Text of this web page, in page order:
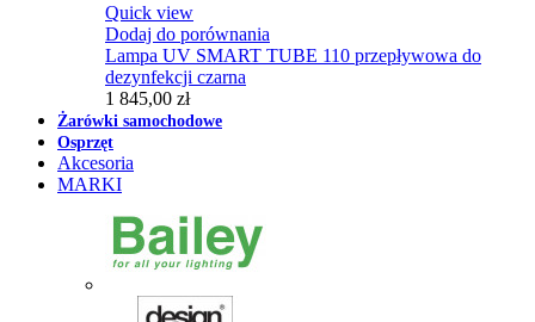
Quick view
Dodaj do porównania
Lampa UV SMART TUBE 110 przepływowa do
dezynfekcji czarna
1 845,00 zł
Żarówki samochodowe
Osprzęt
Akcesoria
MARKI